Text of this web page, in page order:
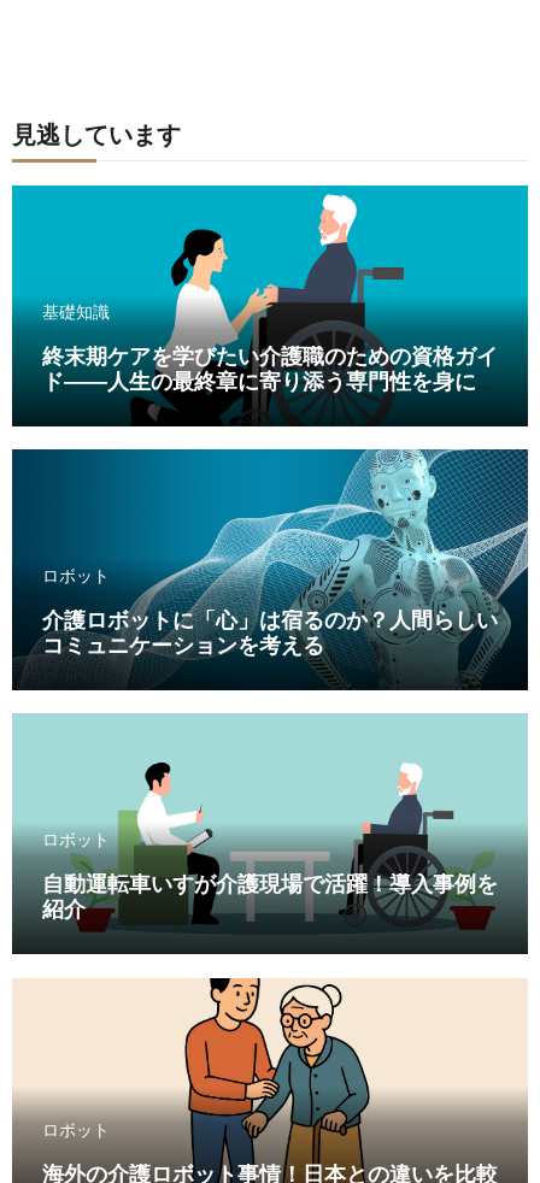
見逃しています
基礎知識
終末期ケアを学びたい介護職のための資格ガイ
ド――人生の最終章に寄り添う専門性を身につ
ロボット
介護ロボットに「心」は宿るのか？人間らしい
コミュニケーションを考える
ロボット
自動運転車いすが介護現場で活躍！導入事例を
紹介
ロボット
海外の介護ロボット事情！日本との違いを比較